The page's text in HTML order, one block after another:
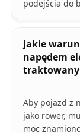
podejścia do
Jakie
napędem
Aby pojazd z
jako rower,
moc